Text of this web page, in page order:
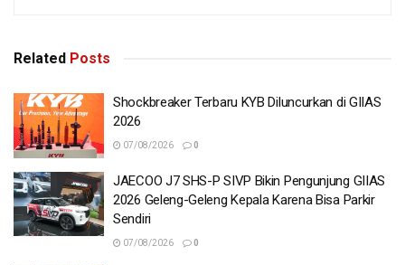
Related Posts
Shockbreaker Terbaru KYB Diluncurkan di GIIAS
2026
07/08/2026 0
JAECOO J7 SHS-P SIVP Bikin Pengunjung GIIAS
2026 Geleng-Geleng Kepala Karena Bisa Parkir
Sendiri
07/08/2026 0